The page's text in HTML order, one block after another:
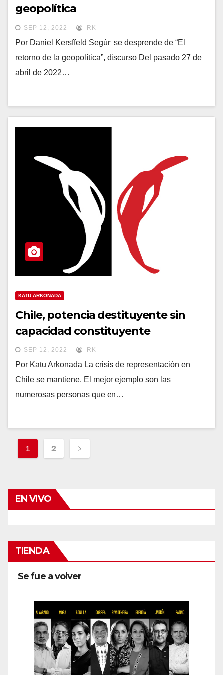
geopolítica
SEP 12, 2022 RK
Por Daniel Kersffeld Según se desprende de “El
retorno de la geopolítica”, discurso Del pasado 27 de
abril de 2022…
KATU ARKONADA
Chile, potencia destituyente sin
capacidad constituyente
SEP 12, 2022 RK
Por Katu Arkonada La crisis de representación en
Chile se mantiene. El mejor ejemplo son las
numerosas personas que en…
Navegación
de
1 2
EN VIVO
TIENDA
Se fue a volver